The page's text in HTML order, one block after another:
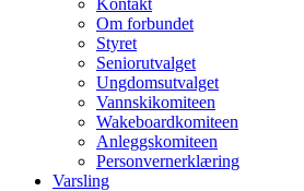
Kontakt
Om forbundet
Styret
Seniorutvalget
Ungdomsutvalget
Vannskikomiteen
Wakeboardkomiteen
Anleggskomiteen
Personvernerklæring
Varsling